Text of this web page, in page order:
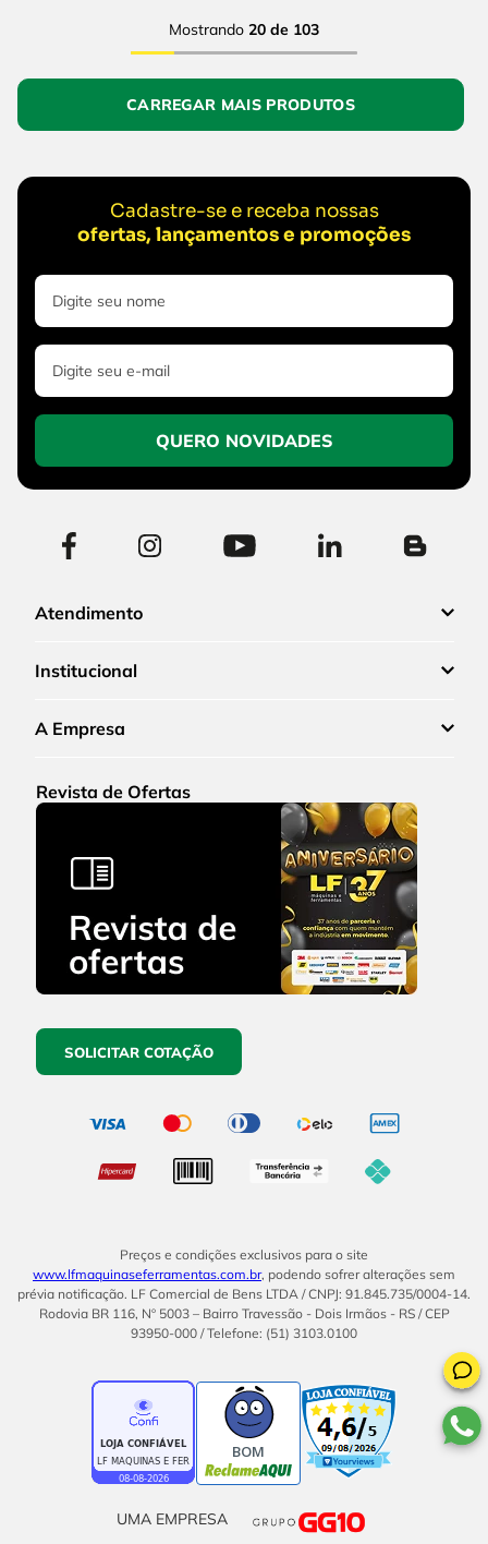
Mostrando 20 de 103
Cadastre-se e receba nossas
ofertas, lançamentos e promoções
QUERO NOVIDADES
Atendimento
Institucional
A Empresa
Revista de Ofertas
SOLICITAR COTAÇÃO
Preços e condições exclusivos para o site
www.lfmaquinaseferramentas.com.br, podendo sofrer alterações sem
prévia notificação. LF Comercial de Bens LTDA / CNPJ: 91.845.735/0004-14.
Rodovia BR 116, Nº 5003 – Bairro Travessão - Dois Irmãos - RS / CEP
93950-000 / Telefone: (51) 3103.0100
BOM
UMA EMPRESA